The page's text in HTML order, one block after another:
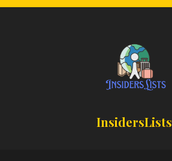
Skip
InsidersLists